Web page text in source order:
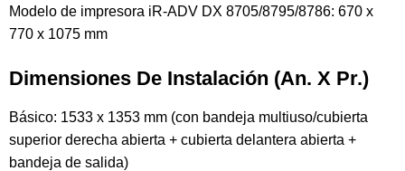
Modelo de impresora iR-ADV DX 8705/8795/8786: 670 x
770 x 1075 mm
Dimensiones De Instalación (An. X Pr.)
Básico: 1533 x 1353 mm (con bandeja multiuso/cubierta
superior derecha abierta + cubierta delantera abierta +
bandeja de salida)